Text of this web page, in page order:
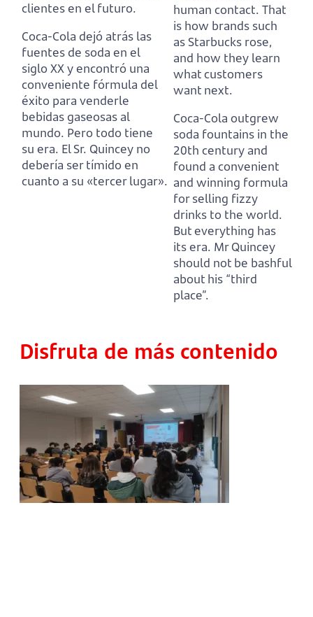
clientes en el futuro.
Coca-Cola dejó atrás las
fuentes de soda en el
siglo XX y encontró una
conveniente fórmula del
éxito para venderle
bebidas gaseosas al
mundo. Pero todo tiene
su era. El Sr. Quincey no
debería ser tímido en
cuanto a su «tercer lugar».
human contact. That
is how brands such
as Starbucks rose,
and how they learn
what customers
want next.
Coca-Cola outgrew
soda fountains in the
20th century and
found a convenient
and winning formula
for selling fizzy
drinks to the world.
But everything has
its era. Mr Quincey
should not be bashful
about his “third
place”.
Disfruta de más contenido